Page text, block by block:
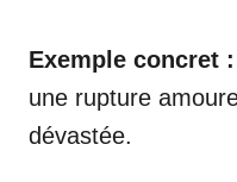
Exemple concret :
une rupture
dévastée.